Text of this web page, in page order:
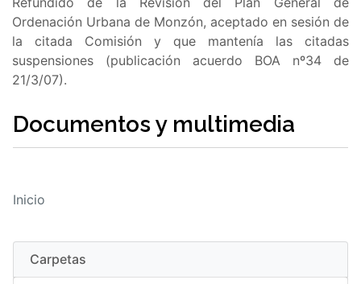
Ordenación Urbana de Monzón, aceptado en sesión de
la citada Comisión y que mantenía las citadas
suspensiones (publicación acuerdo BOA nº34 de
21/3/07).
Documentos y multimedia
Inicio
Carpetas